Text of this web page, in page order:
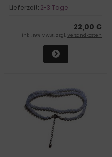
Lieferzeit: 2-3 Tage
22,00 €
inkl. 19 % MwSt. zzgl. Versandkosten